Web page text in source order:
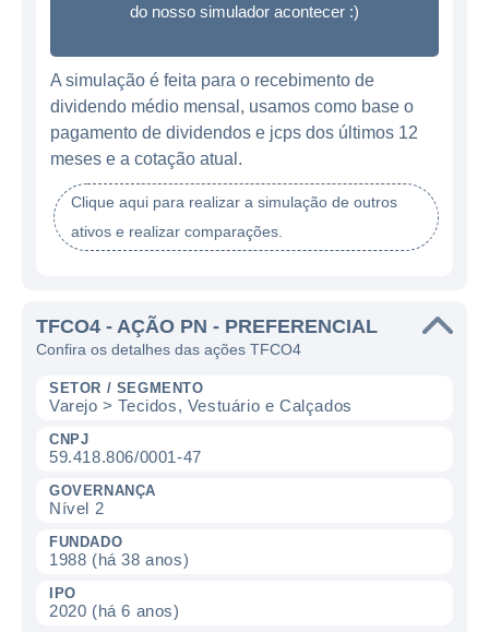
do nosso simulador acontecer :)
A simulação é feita para o recebimento de
dividendo médio mensal, usamos como base o
pagamento de dividendos e jcps dos últimos 12
meses e a cotação atual.
Clique aqui para realizar a simulação de outros
ativos e realizar comparações.
TFCO4 - AÇÃO PN - PREFERENCIAL
Confira os detalhes das ações TFCO4
SETOR / SEGMENTO
Varejo > Tecidos, Vestuário e Calçados
CNPJ
59.418.806/0001-47
GOVERNANÇA
Nível 2
FUNDADO
1988 (há 38 anos)
IPO
2020 (há 6 anos)